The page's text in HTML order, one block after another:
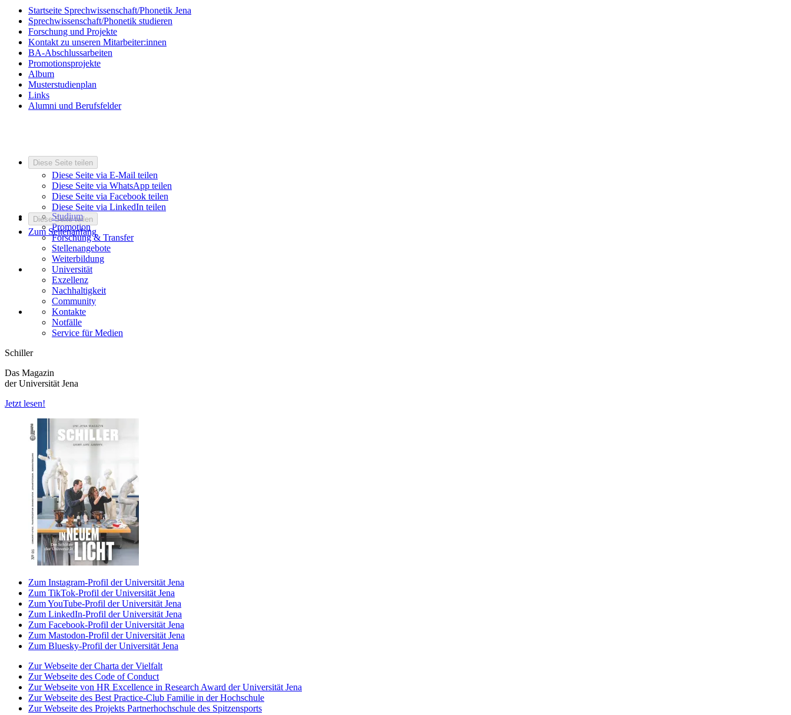
Startseite Sprechwissenschaft/Phonetik Jena
Sprechwissenschaft/Phonetik studieren
Forschung und Projekte
Kontakt zu unseren Mitarbeiter:innen
BA-Abschlussarbeiten
Promotionsprojekte
Album
Musterstudienplan
Links
Alumni und Berufsfelder
Diese Seite teilen
Diese Seite via E-Mail teilen
Diese Seite via WhatsApp teilen
Diese Seite via Facebook teilen
Diese Seite via LinkedIn teilen
Diese Seite teilen
Zum Seitenanfang
Studium
Promotion
Forschung & Transfer
Stellenangebote
Weiterbildung
Universität
Exzellenz
Nachhaltigkeit
Community
Kontakte
Notfälle
Service für Medien
Schiller
Das Magazin
der Universität Jena
Jetzt lesen!
Zum Instagram-Profil der Universität Jena
Zum TikTok-Profil der Universität Jena
Zum YouTube-Profil der Universität Jena
Zum LinkedIn-Profil der Universität Jena
Zum Facebook-Profil der Universität Jena
Zum Mastodon-Profil der Universität Jena
Zum Bluesky-Profil der Universität Jena
Zur Webseite der Charta der Vielfalt
Zur Webseite des Code of Conduct
Zur Webseite von HR Excellence in Research Award der Universität Jena
Zur Webseite des Best Practice-Club Familie in der Hochschule
Zur Webseite des Projekts Partnerhochschule des Spitzensports